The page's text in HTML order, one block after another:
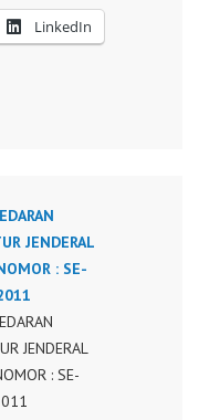
LinkedIn
JENDERAL
: SE-
JENDERAL
: SE-